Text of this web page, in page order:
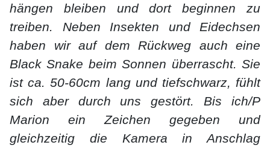
hängen bleiben und dort beginnen zu
treiben. Neben Insekten und Eidechsen
haben wir auf dem Rückweg auch eine
Black Snake beim Sonnen überrascht. Sie
ist ca. 50-60cm lang und tiefschwarz, fühlt
sich aber durch uns gestört. Bis ich/P
Marion ein Zeichen gegeben und
gleichzeitig die Kamera in Anschlag